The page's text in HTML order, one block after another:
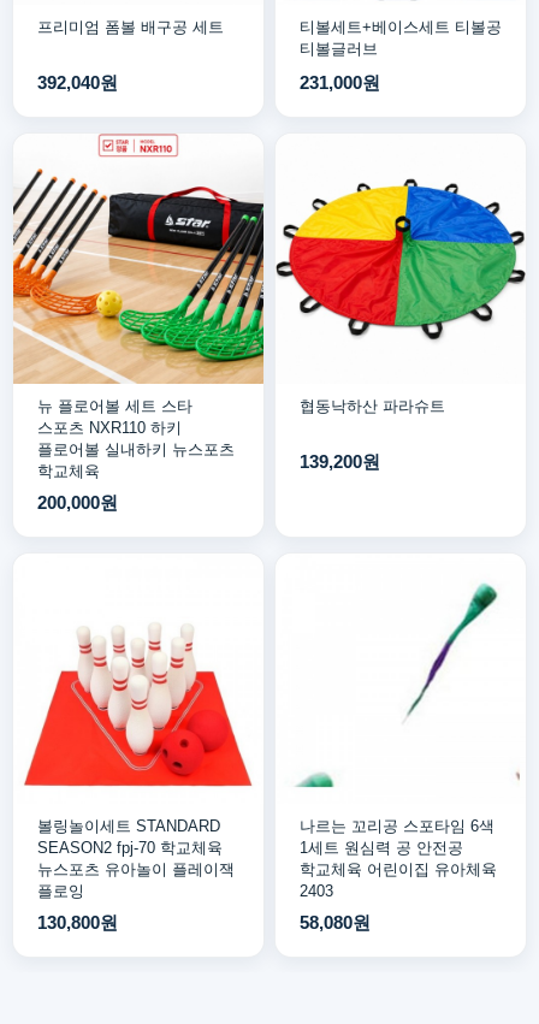
프리미엄 폼볼 배구공 세트
392,040원
티볼세트+베이스세트 티볼공
티볼글러브
231,000원
뉴 플로어볼 세트 스타
스포츠 NXR110 하키
플로어볼 실내하키 뉴스포츠
학교체육
200,000원
협동낙하산 파라슈트
139,200원
볼링놀이세트 STANDARD
SEASON2 fpj-70 학교체육
뉴스포츠 유아놀이 플레이잭
플로잉
130,800원
나르는 꼬리공 스포타임 6색
1세트 원심력 공 안전공
학교체육 어린이집 유아체육
2403
58,080원